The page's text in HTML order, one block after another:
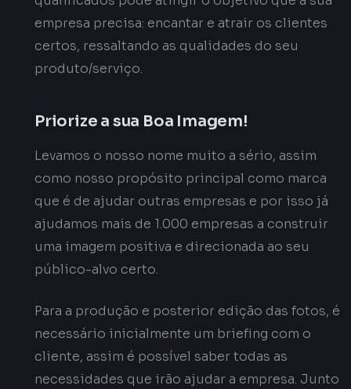
empresa precisa: encantar e atrair os clientes
certos, ressaltando as qualidades do seu
produto/serviço.
Priorize a sua Boa Imagem!
Levamos o nosso nome muito a sério, assim
como nosso propósito principal como marca
que é de ajudar outras empresas e por isso já
ajudamos mais de 1.000 empresas a construir
uma imagem positiva e direcionada ao seu
público-alvo certo.
Para a produção e posterior edição das fotos, é
necessário inicialmente um briefing com o
cliente, assim é possível saber todas as
necessidades que irão ajudar a empresa. Junto